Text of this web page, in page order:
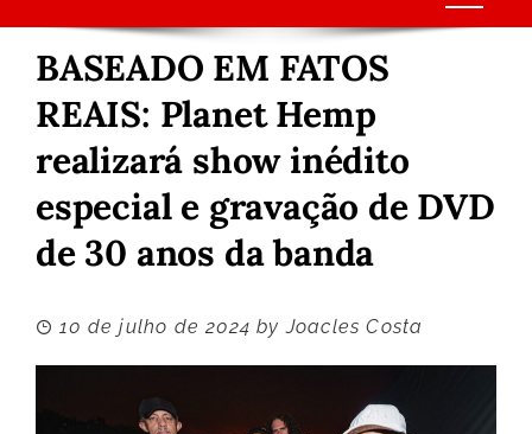
BASEADO EM FATOS
REAIS: Planet Hemp
realizará show inédito
especial e gravação de DVD
de 30 anos da banda
10 de julho de 2024 byJoacles Costa